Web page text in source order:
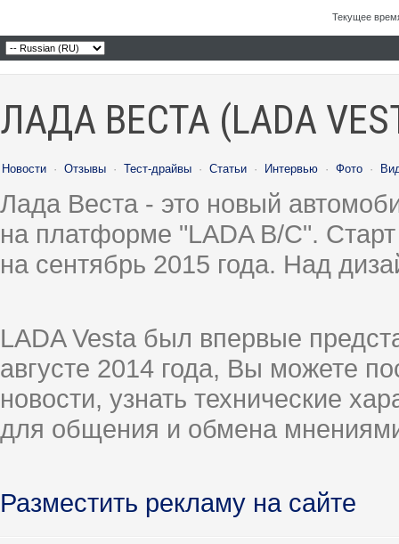
Текущее
ЛАДА ВЕСТА (LADA
Новости · Отзывы · Тест-драйвы · Статьи · Интервью · Фото ·
Лада Веста - это новый
на платформе "LADA B/C".
на сентябрь 2015 года. Над
LADA Vesta был впервые
августе 2014 года, Вы можете
новости, узнать технические
для общения и обмена
Разместить рекламу на сайте